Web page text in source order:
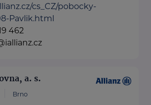
cs_CZ/pobocky-
Pavlik.html
462
a. s.
Brno